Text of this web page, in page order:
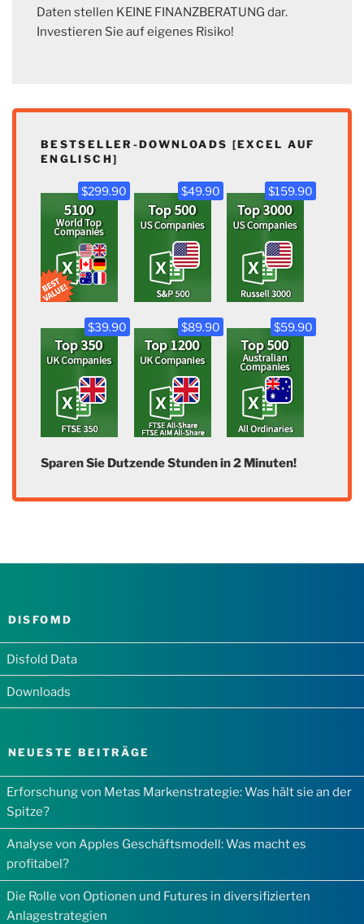
Daten stellen KEINE FINANZBERATUNG dar.
Investieren Sie auf eigenes Risiko!
BESTSELLER-DOWNLOADS [EXCEL AUF
ENGLISCH]
$299.90 $49.90 $159.90
$39.90 $89.90 $59.90
Sparen Sie Dutzende Stunden in 2 Minuten!
DISFOMD
Disfold Data
Downloads
NEUESTE BEITRÄGE
Erforschung von Metas Markenstrategie: Was hält sie an der
Spitze?
Analyse von Apples Geschäftsmodell: Was macht es
profitabel?
Die Rolle von Optionen und Futures in diversifizierten
Anlagestrategien